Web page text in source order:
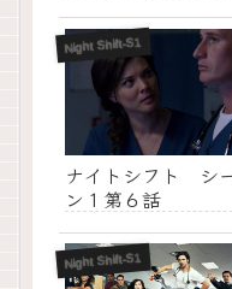
Night Shift-S1
ナイトシフト シ
ン１第６話
Night Shift-S1